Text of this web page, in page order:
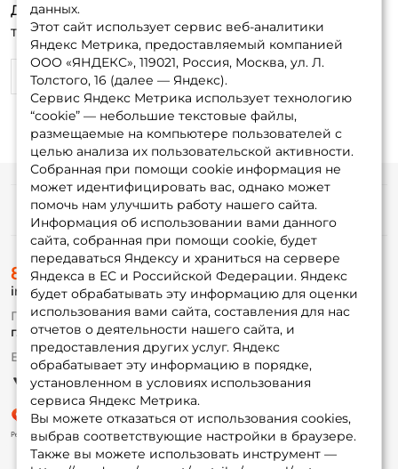
Достоинства:
трилингв просто незаменим
0 0
данных.
Этот сайт использует сервис веб-аналитики
Яндекс Метрика, предоставляемый компанией
ООО «ЯНДЕКС», 119021, Россия, Москва, ул. Л.
Толстого, 16 (далее — Яндекс).
Сервис Яндекс Метрика использует технологию
“cookie” — небольшие текстовые файлы,
размещаемые на компьютере пользователей с
целью анализа их пользовательской активности.
Собранная при помощи cookie информация не
может идентифицировать вас, однако может
помочь нам улучшить работу нашего сайта.
Информация об использовании вами данного
сайта, собранная при помощи cookie, будет
передаваться Яндексу и храниться на сервере
Яндекса в ЕС и Российской Федерации. Яндекс
будет обрабатывать эту информацию для оценки
использования вами сайта, составления для нас
отчетов о деятельности нашего сайта, и
предоставления других услуг. Яндекс
обрабатывает эту информацию в порядке,
установленном в условиях использования
сервиса Яндекс Метрика.
Вы можете отказаться от использования cookies,
выбрав соответствующие настройки в браузере.
Также вы можете использовать инструмент —
Информация
О магазине
Доставка
Оплата
Fox-bonus
Гуру
Партнерская программа
8 (495) 532-77-88
info@foxfishing.ru
По вопросам с заказом
г. Москва, ул. Плеханова д.7
Ежедневно 10:00 до 20:00